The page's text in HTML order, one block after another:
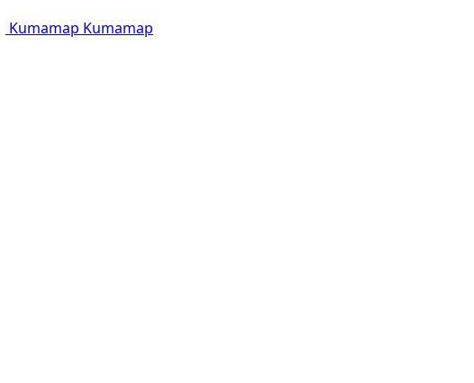
Kumamap Kumamap